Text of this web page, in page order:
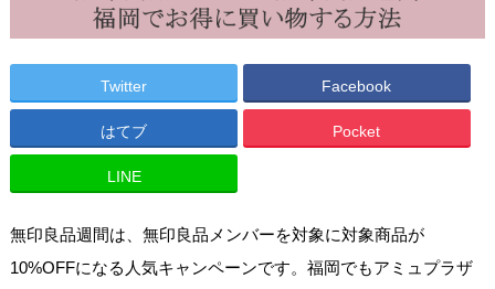
Twitter Facebook
はてブ Pocket
LINE
無印良品週間は、無印良品メンバーを対象に対象商品が
10%OFFになる人気キャンペーンです。福岡でもアミュプラザ